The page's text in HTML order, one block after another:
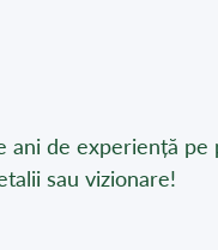
ani de experiență pe
sau vizionare!